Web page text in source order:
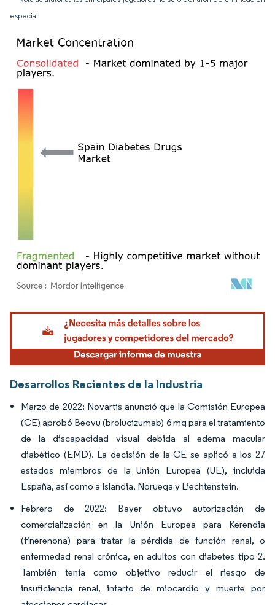
especial
Imagen © Mordor Intelligence. El uso requiere atribución según CC BY 4.0.
Desarrollos Recientes de la Industria
Marzo de 2022: Novartis anunció que la Comisión Europea
(CE) aprobó Beovu (brolucizumab) 6 mg para el tratamiento
de la discapacidad visual debida al edema macular
diabético (EMD). La decisión de la CE se aplicó a los 27
estados miembros de la Unión Europea (UE), incluida
España, así como a Islandia, Noruega y Liechtenstein.
Febrero de 2022: Bayer obtuvo autorización de
comercialización en la Unión Europea para Kerendia
(finerenona) para tratar la pérdida de función renal, o
enfermedad renal crónica, en adultos con diabetes tipo 2.
También tenía como objetivo reducir el riesgo de
insuficiencia renal, infarto de miocardio y muerte por